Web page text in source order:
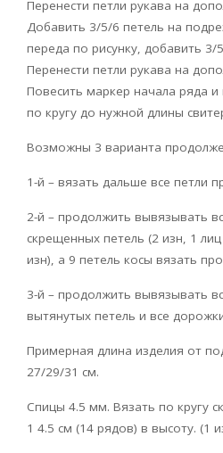
Перенести петли рукава на
Добавить 3/5/6 петель на
переда по рисунку, добавить 3/
Перенести петли рукава на
Повесить маркер начала ряда и
по кругу до нужной длины
Возможны 3 варианта
1-й – вязать дальше все петли
2-й – продолжить вывязывать
скрещенных петель (2 изн, 1
изн), а 9 петель косы вязать
3-й – продолжить вывязывать
вытянутых петель и все
Примерная длина изделия от
27/29/31 см.
Спицы 4.5 мм. Вязать по кругу
1 4.5 см (14 рядов) в высоту. (1